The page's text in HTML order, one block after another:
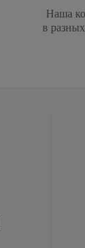
Наша
в